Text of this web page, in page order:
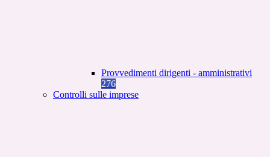
Provvedimenti dirigenti - amministrativi
276
Controlli sulle imprese